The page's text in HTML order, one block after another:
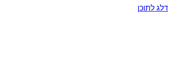
דלג לתוכן